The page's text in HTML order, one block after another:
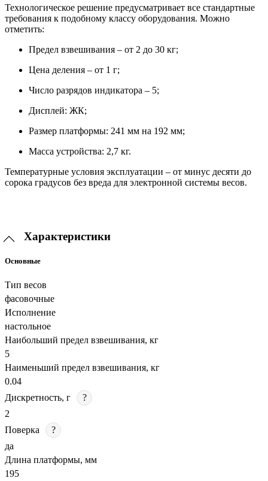
Технологическое решение предусматривает все стандартные
требования к подобному классу оборудования. Можно
отметить:
Предел взвешивания – от 2 до 30 кг;
Цена деления – от 1 г;
Число разрядов индикатора – 5;
Дисплей: ЖК;
Размер платформы: 241 мм на 192 мм;
Масса устройства: 2,7 кг.
Температурные условия эксплуатации – от минус десяти до
сорока градусов без вреда для электронной системы весов.
Характеристики
Основные
Тип весов
фасовочные
Исполнение
настольное
Наибольший предел взвешивания, кг
5
Наименьший предел взвешивания, кг
0.04
Дискретность, г
?
2
Поверка
?
да
Длина платформы, мм
195